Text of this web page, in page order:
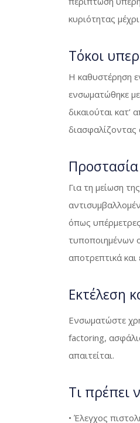
κυριότητας
Τόκοι
Η καθυστέρηση
ενσωματώθηκε
δικαιούται
διασφαλίζοντας
Για τη μείωση
όπως
τυποποιημένων
αποτρεπτικά
Εκτέλεση
Ενσωματώστε
factoring,
απαιτείται.
Τι πρέπει
• Έλεγχος